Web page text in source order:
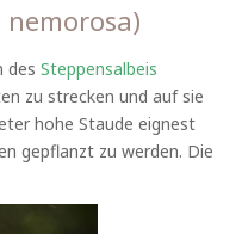
nemorosa)
desSteppensalbeis
zu strecken und auf sie
hohe Staude eignest
gepflanzt zu werden. Die